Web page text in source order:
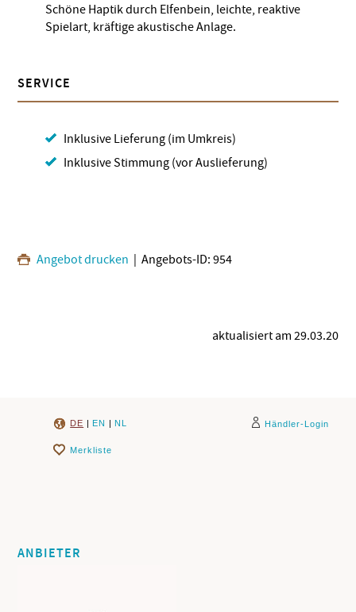
Schöne Haptik durch Elfenbein, leichte, reaktive
Spielart, kräftige akustische Anlage.
SERVICE
Inklusive Lieferung (im Umkreis)
Inklusive Stimmung (vor Auslieferung)
Angebot drucken | Angebots-ID: 954
aktualisiert am 29.03.20
DE | EN | NL Händler-Login
Merkliste
ANBIETER